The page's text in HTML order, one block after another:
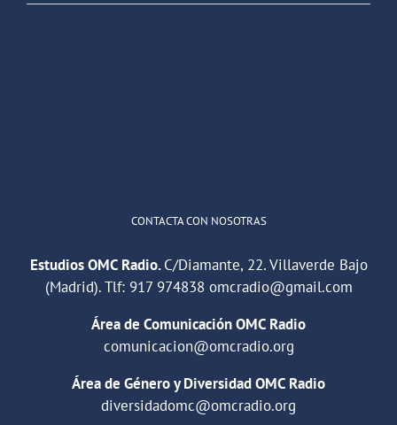
CONTACTA CON NOSOTRAS
Estudios OMC Radio.C/Diamante, 22. Villaverde Bajo
(Madrid). Tlf: 917 974838 omcradio@gmail.com
Área de Comunicación OMC Radio
comunicacion@omcradio.org
Área de Género y Diversidad OMC Radio
diversidadomc@omcradio.org